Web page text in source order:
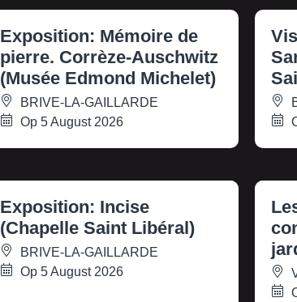
Exposition: Mémoire de
pierre. Corrèze-Auschwitz
(Musée Edmond Michelet)
BRIVE-LA-GAILLARDE
Op 5 August 2026
Exposition: Incise
(Chapelle Saint Libéral)
BRIVE-LA-GAILLARDE
Op 5 August 2026